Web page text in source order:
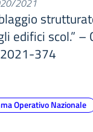
2021
edifici scol.” –
2021-374
Operativo Nazionale